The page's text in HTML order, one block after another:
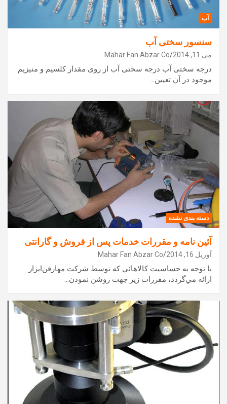
آب
سنسور سختی آب
می 11, 2014 Mahar Fan Abzar Co
درجه سختی آب درجه سختی آب از روی مقدار کلسیم و منیزیم
موجود در آن تعیین…
دسته بندی نشده
آئین نامه و مقررات خدمات پس از فروش و گارانتی
آوریل 16, 2014 Mahar Fan Abzar Co
با توجه به حساسيت كالاهائي كه توسط شركت مهارفن‌ابزار
ارائه مي‌گردد،‌ مقررات زير جهت روشن نمودن…